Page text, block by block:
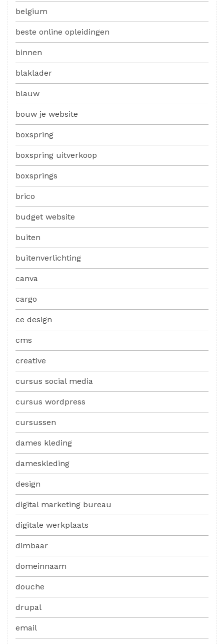
belgium
beste online opleidingen
binnen
blaklader
blauw
bouw je website
boxspring
boxspring uitverkoop
boxsprings
brico
budget website
buiten
buitenverlichting
canva
cargo
ce design
cms
creative
cursus social media
cursus wordpress
cursussen
dames kleding
dameskleding
design
digital marketing bureau
digitale werkplaats
dimbaar
domeinnaam
douche
drupal
email